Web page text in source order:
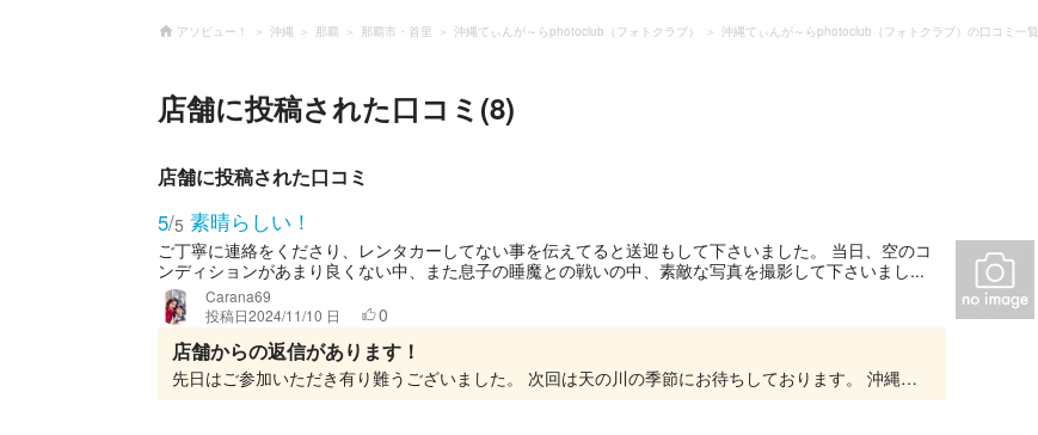
アソビュー！ 沖縄 那覇 那覇市・首里 沖縄てぃんが～らphotoclub（フォトクラブ） 沖縄てぃんが～らphotoclub（フォトクラブ）の口コミ一覧
店舗に投稿された口コミ(8)
店舗に投稿された口コミ
5/5 素晴らしい！
ご丁寧に連絡をくださり、レンタカーしてない事を伝えてると送迎もして下さいました。 当日、空のコ
ンディションがあまり良くない中、また息子の睡魔との戦いの中、素敵な写真を撮影して下さいまし...
Carana69
投稿日2024/11/10 日 0
店舗からの返信があります！
先日はご参加いただき有り難うございました。 次回は天の川の季節にお待ちしております。 沖縄てぃんが〜らphotoclub